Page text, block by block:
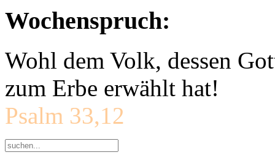
Wochenspruch:
Wohl dem Volk, dessen
zum Erbe erwählt hat!
Psalm 33,12